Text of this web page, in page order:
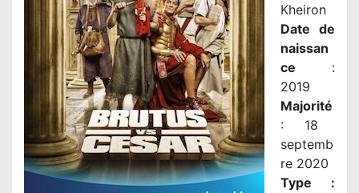
Kheiron
Date de
naissan
ce :
2019
Majorité
: 18
septemb
re 2020
Type :